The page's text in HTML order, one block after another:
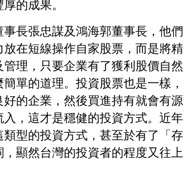
的成果。
長張忠謀及鴻海郭董事長，他們
放在短線操作自家股票，而是將精
管理，只要企業有了獲利股價自然
簡單的道理。投資股票也是一樣，
好的企業，然後買進持有就會有源
入，這才是穩健的投資方式。近年
類型的投資方式，甚至於有了「存
，顯然台灣的投資者的程度又往上